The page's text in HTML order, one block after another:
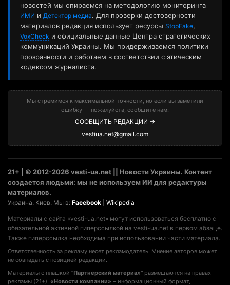
новостей мы опираемся на методологию мониторинга
ИМИ и Детектор медиа. Для проверки достоверности
материалов редакция использует ресурсы StopFake,
VoxCheck и официальные данные Центра стратегических
коммуникаций Украины. Мы придерживаемся политики
прозрачности и работаем в соответствии с этическим
кодексом журналиста.
Мы стремимся к максимальной точности, но если вы заметили
ошибку — пожалуйста, сообщите нам:
СООБЩИТЬ РЕДАКЦИИ →
vestiua.net@gmail.com
21+ | © 2012-2026 vesti-ua.net || Новости Украины. Контент
создается людьми: мы не используем ИИ для редактуры
материалов.
Украина. Киев. Мы в: Facebook Wikipedia
Материалы с сайта «vesti-ua.net» могут использоваться бесплатно с
обязательной активной гиперссылкой на vesti-ua.net в первом абзаце.
Также гиперссылка необходима при использовании части материала.
Ответственность за рекламу несет рекламодатель. Мнение авторов может
не совпадать с позицией редакции.
Материалы с плашкой "Партнерский материал" размещаются на правах
рекламы (21+). «Новости компании» – информационный формат,